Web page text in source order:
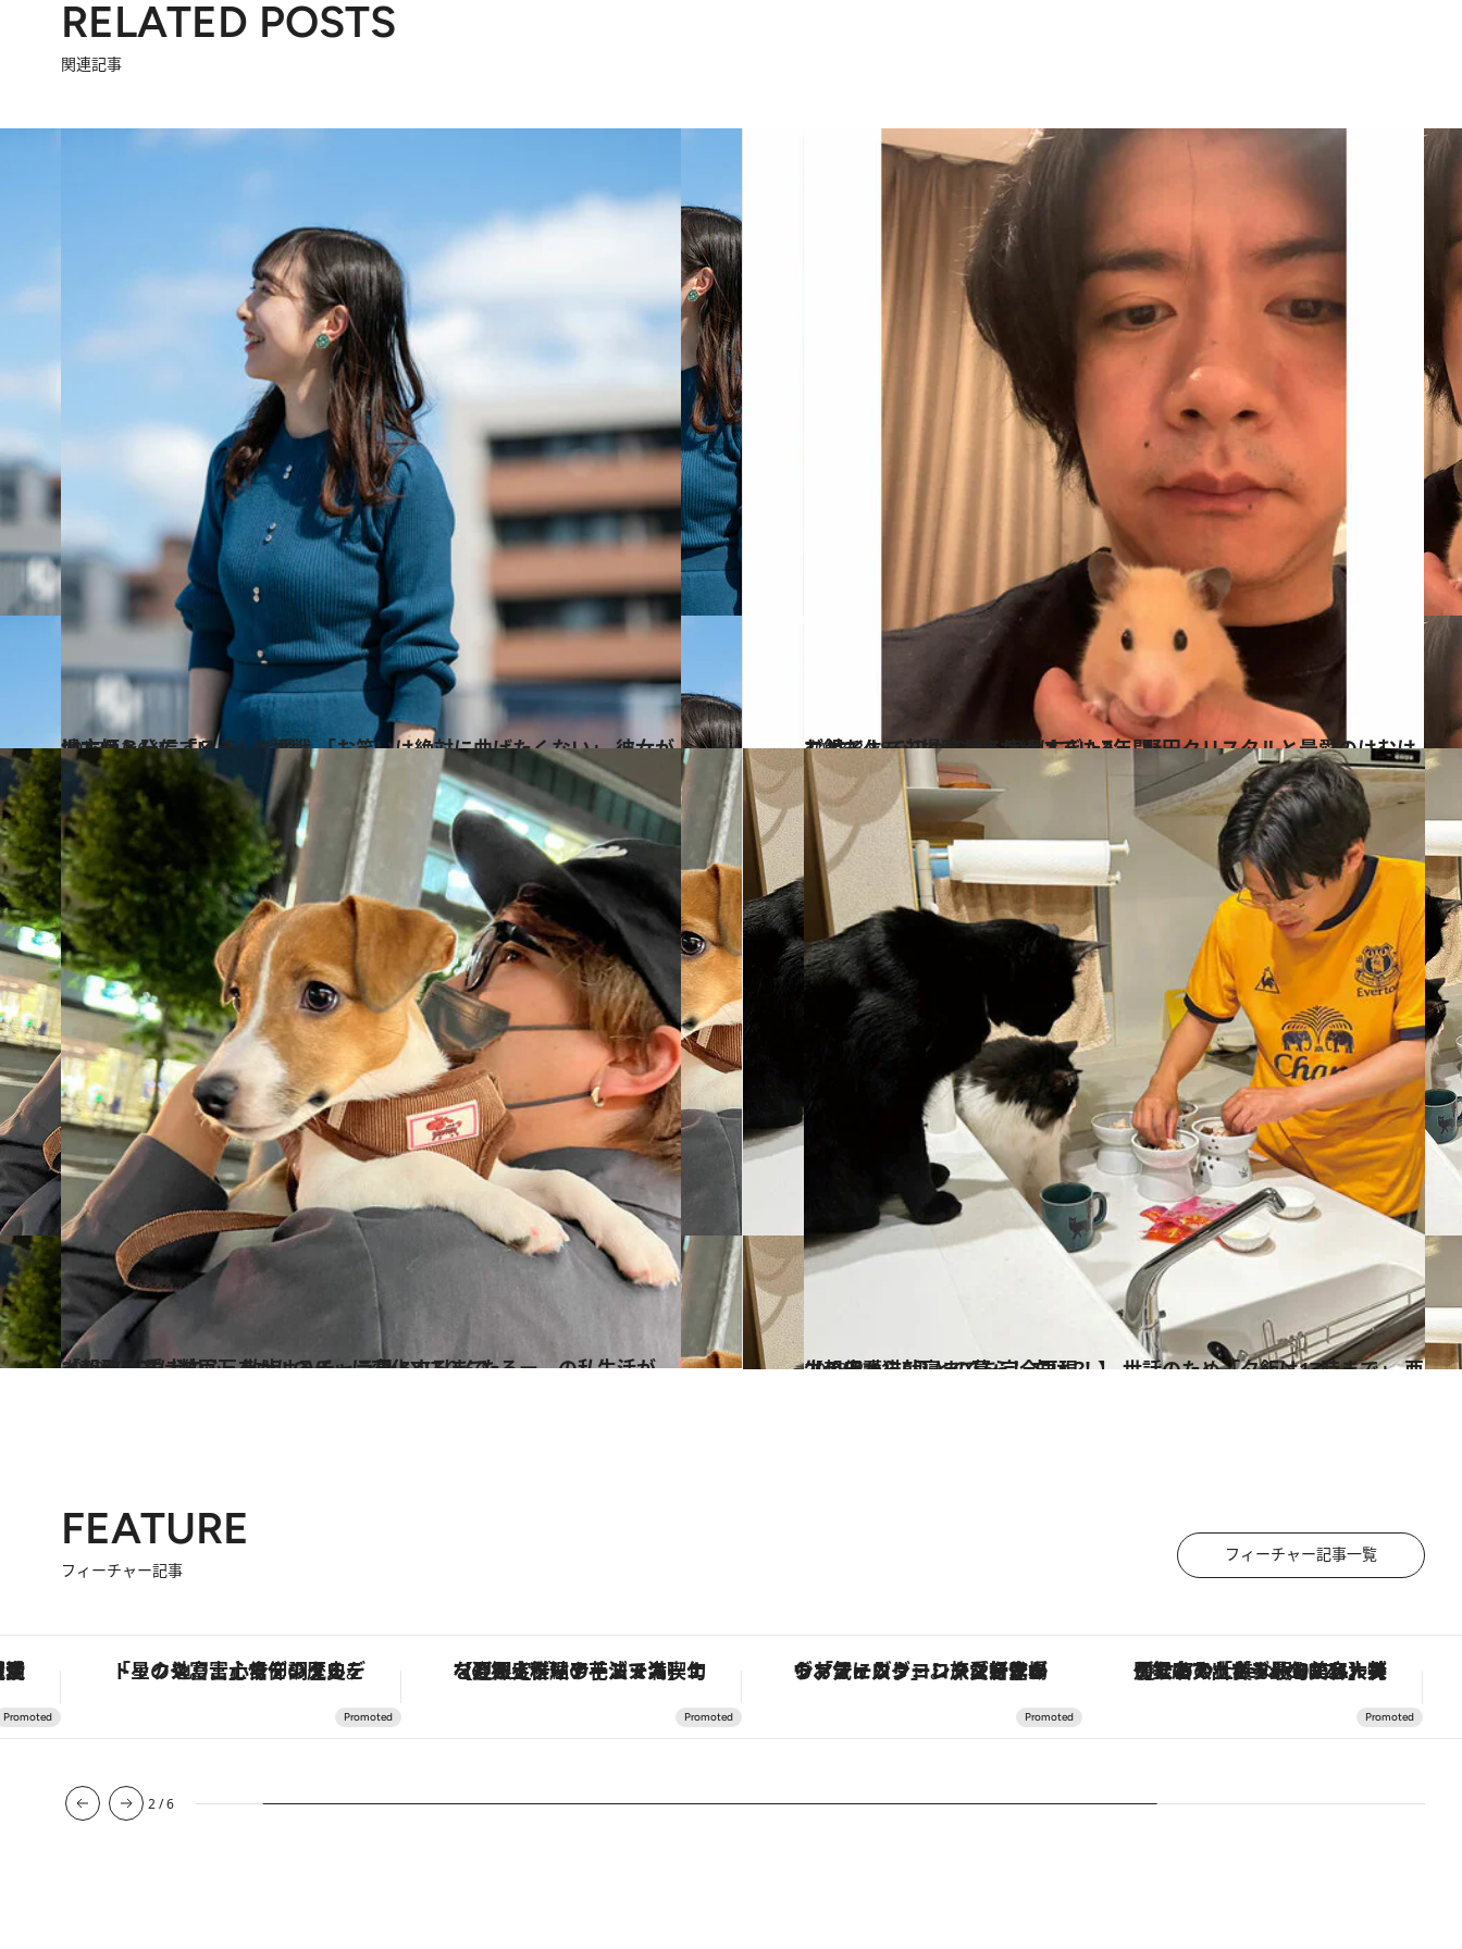
RELATED POSTS
関連記事
2023.12.6
漫才師として「M-1」に挑戦 「お笑いは絶対に曲げたくない」 彼女が地方から発信するテレビ愛
カルチャー 2023.3.18
ご飯もケージ掃除もまだ続けている。 野田クリスタルと最愛のはむはむ 亡くして初めて語る幸せすぎた2年間
カルチャー
2023.7.30
インテリアに数百万をかけるチャラ男 EXITりんたろー。の私生活が「朝型・ 愛犬中心・散歩LOVE」に変化するまで
カルチャー 2023.8.11
【起床から就寝までを完全再現！】 世話のため「夕飯は17時まで」 亜生の保護猫5匹との暮らし方は？
カルチャー
FEATURE
フィーチャー記事
フィーチャー記事一覧
実現させたナイジェリアの自然環境の復活 「星のや富士」でデジタルデトックス。冨士信仰の歴史を辿り、心身を調える。 【夏限定ディナーコース】旬を迎える稚鮎や花ズッキーニなどをイタリア・トスカーナの郷土料理の手法で満喫！ ヴァシュロン・コンスタンタン「オーヴァーシーズ・オートマティック」。旅愛好家のお気に入りコレクションから、ジェンダーレスな新作が登場 【銀座で出合う最旬美容】美髪ケアや上質な眠り…セルフケアのアップデートから、特別な名入れギフトまで。大人のための「ReFa GINZA」クルーズ
2/6